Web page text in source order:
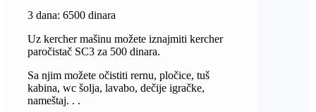
3 dana: 6500 dinara
Uz kercher mašinu možete iznajmiti kercher
paročistač SC3 za 500 dinara.
Sa njim možete očistiti rernu, pločice, tuš
kabina, wc šolja, lavabo, dečije igračke,
nameštaj. . .